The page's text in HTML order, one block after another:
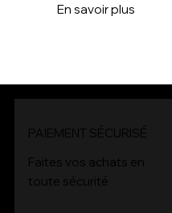
En savoir plus
PAIEMENT SÉCURISÉ
Faites vos achats en
toute sécurité